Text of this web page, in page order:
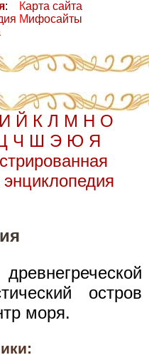
:
Карта сайта
Мифосайты
И Й К Л М Н О
Ч Ш Э Ю Я
остров
моря.